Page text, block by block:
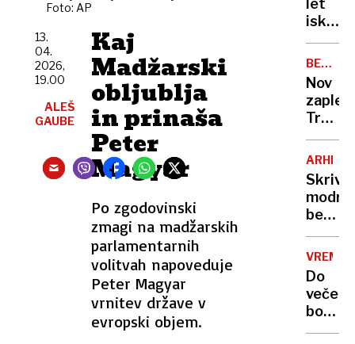
Foto: AP
Kaj
Madžarski
obljublja
in prinaša
Peter
Magyar
Po zgodovinski
zmagi na madžarskih
parlamentarnih
volitvah napoveduje
Peter Magyar
vrnitev države v
evropski objem.
13.
04.
2026,
19.00
ALEŠ
GAUBE
bodo
tudi
let
pod
odkrili
nemški
čoln
iz 2.
vojne
BELA
HIŠA
Nov
zaplet:
Trump
porušil
krilo,
pa
ne
dovoli
plesne
belih
grških
hiš:
razlog
vas
bo
VREME
Do
večera
bodo
od